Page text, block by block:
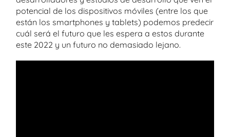
potencial de los dispositivos móviles (entre los que
están los smartphones y tablets) podemos predecir
cuál será el futuro que les espera a estos durante
este 2022 y un futuro no demasiado lejano.